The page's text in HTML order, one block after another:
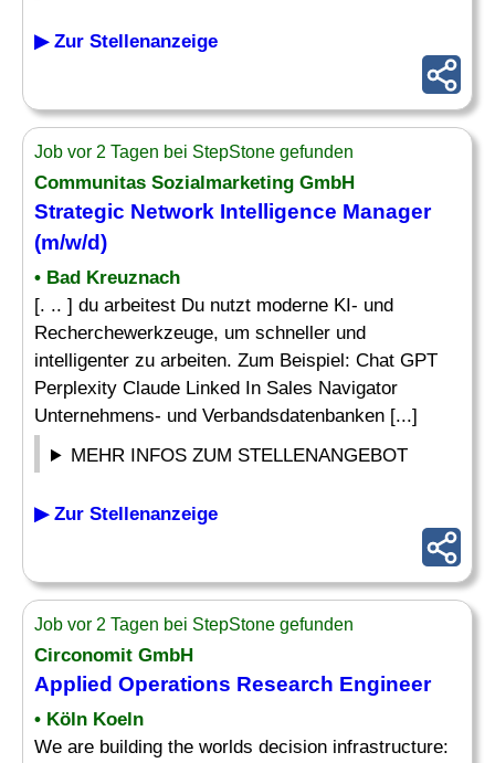
▶ Zur Stellenanzeige
Job vor 2 Tagen bei StepStone gefunden
Communitas Sozialmarketing GmbH
Strategic Network Intelligence Manager
(m/w/d)
• Bad Kreuznach
[. .. ] du arbeitest Du nutzt moderne KI- und
Recherchewerkzeuge, um schneller und
intelligenter zu arbeiten. Zum Beispiel: Chat GPT
Perplexity Claude Linked In Sales Navigator
Unternehmens- und Verbandsdatenbanken [...]
MEHR INFOS ZUM STELLENANGEBOT
▶ Zur Stellenanzeige
Job vor 2 Tagen bei StepStone gefunden
Circonomit GmbH
Applied Operations Research Engineer
• Köln Koeln
We are building the worlds decision infrastructure: